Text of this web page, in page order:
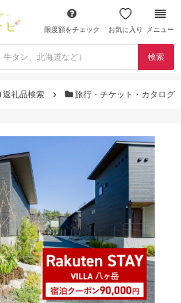
限度額をチェック お気に入り メニュー
検索
返礼品検索 旅行・チケット・カタログ